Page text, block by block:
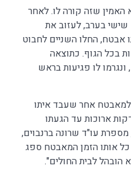
ה-30 לחייו, לא האמין שזה קורה לו. לאחר
שישי בערב, לעזוב את
אבטח, החלו השניים לחבוט
בכל הגוף. כתוצאה
לו פגיעות בראש
אחר שעבד איתו
ארוכות עד הגעתו
עו"ד שרונה ברנבוים,
אותו הזמן המאבטח ספג
הובהל לבית החולים".